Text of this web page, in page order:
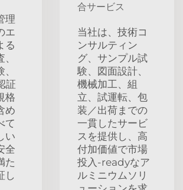
理
エ
る
証
格
め
て
い
全
た
し
合サービス
当社は、技術コ
ンサルティン
グ、サンプル試
験、図面設計、
機械加工、組
立、試運転、包
装／出荷までの
一貫したサービ
スを提供し、高
付加価値で市場
投入-readyなア
ルミニウムソリ